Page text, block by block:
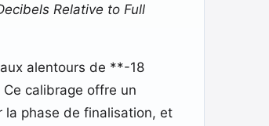
Relative to Full
alentours de **-18
calibrage offre un
phase de finalisation, et